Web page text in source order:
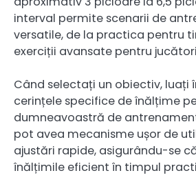
interval permite scenarii de
versatile, de la practica pentru
exerciții avansate pentru
Când selectați un obiectiv, luați
cerințele specifice de înălțime
dumneavoastră de
pot avea mecanisme ușor de
ajustări rapide, asigurându-se
înălțimile eficient în timpul